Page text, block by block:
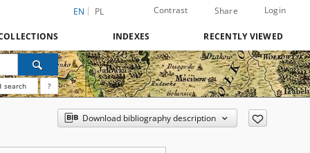
EN PL Contrast Share Login
INDEXES RECENTLY VIEWED
search ?
Download bibliography description